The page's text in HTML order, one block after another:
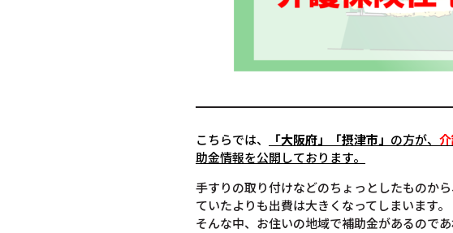
こちらでは、 「大阪府」「摂津市」 の方が、
助金情報を公開しております。
手すりの取り付けなどのちょっとしたものか
ていたよりも出費は大きくなってしまいます。
そんな中、お住いの地域で補助金があるので